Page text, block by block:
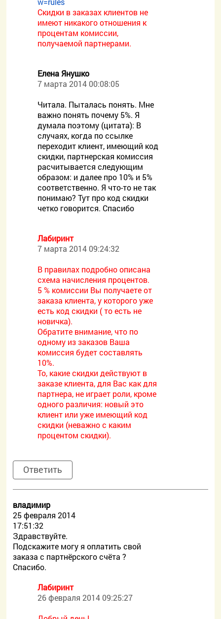
Скидки в заказах клиентов не
имеют никакого отношения к
процентам комиссии,
получаемой партнерами.
Елена Янушко
7 марта 2014 00:08:05
Читала. Пыталась понять. Мне
важно понять почему 5%. Я
думала поэтому (цитата): В
случаях, когда по ссылке
переходит клиент, имеющий код
скидки, партнерская комиссия
расчитывается следующим
образом: и далее про 10% и 5%
соответственно. Я что-то не так
понимаю? Тут про код скидки
четко говорится. Спасибо
Лабиринт
7 марта 2014 09:24:32
В правилах подробно описана
схема начисления процентов.
5 % комиссии Вы получаете от
заказа клиента, у которого уже
есть код скидки ( то есть не
новичка).
Обратите внимание, что по
одному из заказов Ваша
комиссия будет составлять
10%.
То, какие скидки действуют в
заказе клиента, для Вас как для
партнера, не играет роли, кроме
одного различия: новый это
клиент или уже имеющий код
скидки (неважно с каким
процентом скидки).
Ответить
владимир
25 февраля 2014
17:51:32
Здравствуйте.
Подскажите могу я оплатить свой
заказа с партнёрского счёта ?
Спасибо.
Лабиринт
26 февраля 2014 09:25:27